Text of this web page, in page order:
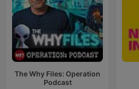
The Why Files: Operation
Podcast